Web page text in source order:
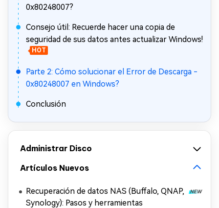
0x80248007?
Consejo útil: Recuerde hacer una copia de
seguridad de sus datos antes actualizar Windows!
HOT
Parte 2: Cómo solucionar el Error de Descarga -
0x80248007 en Windows?
Conclusión
Administrar Disco
Artículos Nuevos
Recuperación de datos NAS (Buffalo, QNAP,
Synology): Pasos y herramientas